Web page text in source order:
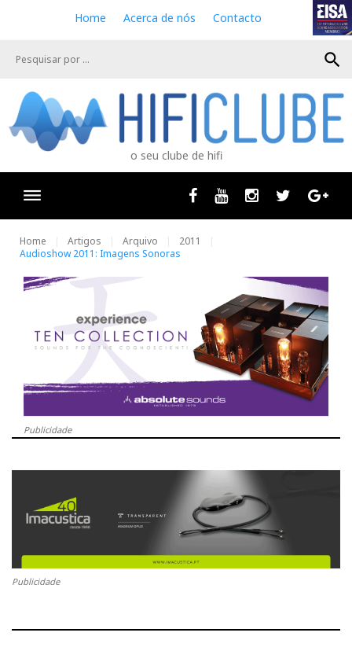
e
Home Acerca de nós Contacto
search
o seu clube de hifi
Facebook
Youtube InstagramTwitter
Home Artigos Arquivo
2011
Audioshow 2011: Imagens Sonoras
Publicidade
Publicidade